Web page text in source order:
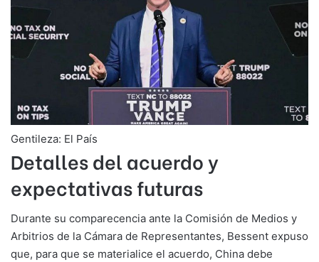
Gentileza: El País
Detalles del acuerdo y
expectativas futuras
Durante su comparecencia ante la Comisión de Medios y
Arbitrios de la Cámara de Representantes, Bessent expuso
que, para que se materialice el acuerdo, China debe